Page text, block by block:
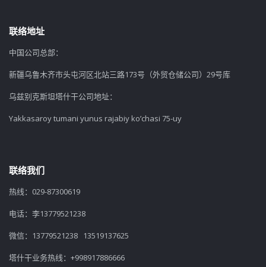
联络地址
中国公司总部：
新疆乌鲁木齐市头屯河区北站三路173号（外贸仓储公司）29号库
乌兹别克斯坦塔什干公司地址：
Yakkasaroy tumani yunus rajabiy ko’chasi 75-uy
联络我们
热线：029-87300619
电话：李13779521238
微信：13779521238 13519137625
塔什干业务热线：+998917886666